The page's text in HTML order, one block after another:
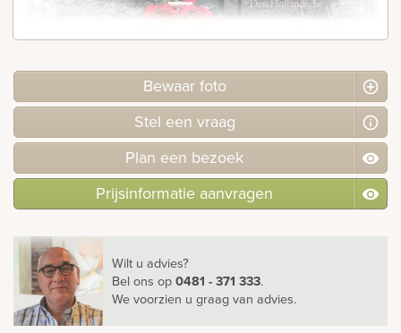
Bewaar foto
Stel een vraag
Plan een bezoek
Prijsinformatie aanvragen
Wilt u advies?
Bel ons op0481 - 371 333.
We voorzien u graag van advies.